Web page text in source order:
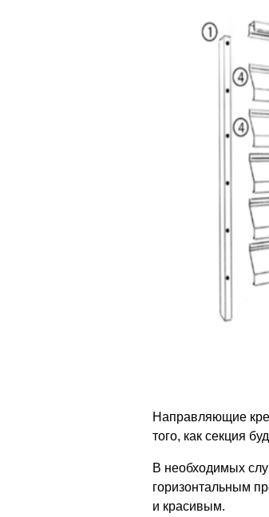
Направляющие
того, как секция
В необходимых
горизонтальным
и красивым.